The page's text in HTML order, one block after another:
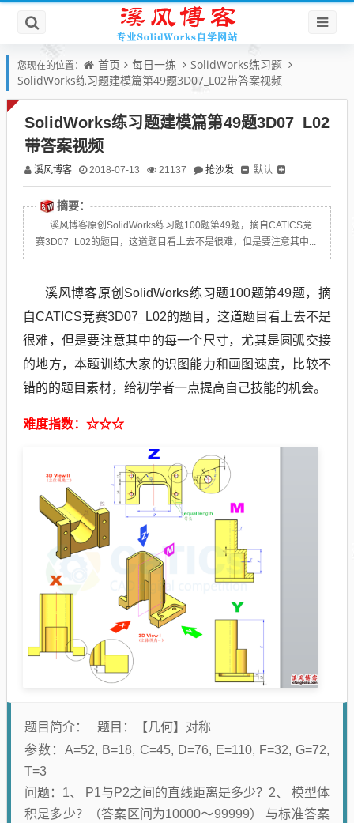
您现在的位置： 首页 每日一练
SolidWorks练习题
SolidWorks练习题建模篇第49题3D07_L02带答案视频
SolidWorks练习题建模篇第49题3D07_L02
带答案视频
溪风博客 2018-07-13 21137 抢沙发 默认
摘要：
溪风博客原创SolidWorks练习题100题第49题，摘自CATICS竞
赛3D07_L02的题目，这道题目看上去不是很难，但是要注意其中...
溪风博客原创SolidWorks练习题100题第49题，摘
自CATICS竞赛3D07_L02的题目，这道题目看上去不是
很难，但是要注意其中的每一个尺寸，尤其是圆弧交接
的地方，本题训练大家的识图能力和画图速度，比较不
错的的题目素材，给初学者一点提高自己技能的机会。
难度指数：☆☆☆
题目简介： 题目：【几何】对称
参数：A=52, B=18, C=45, D=76, E=110, F=32, G=72,
T=3
问题：1、 P1与P2之间的直线距离是多少？2、 模型体
积是多少？（答案区间为10000～99999） 与标准答案